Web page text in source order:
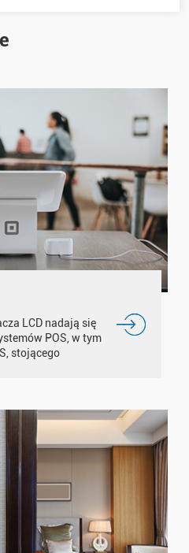
LCD nadają się
POS, w tym
stojącego